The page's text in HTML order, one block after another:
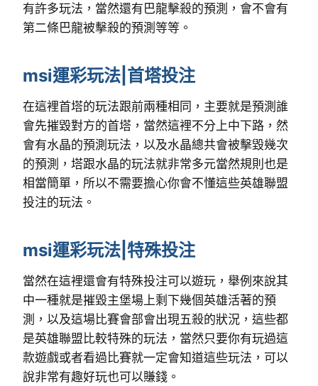
有許多玩法，當然還有巴龍擊殺的預測，會不會有
第二條巴龍被擊殺的預測等等。
msi運彩玩法|首塔投注
在這裡首塔的玩法跟前兩種相同，主要就是預測誰
會先摧毀對方的首塔，當然這裡不分上中下路，然
會有水晶的預測玩法，以及水晶總共會被擊毀幾次
的預測，塔跟水晶的玩法就非常多元當然規則也是
相當簡單，所以不需要擔心你會不懂這些英雄聯盟
投注的玩法。
msi運彩玩法|特殊投注
當然在這裡還會有特殊投注可以遊玩，舉例來說其
中一種就是摧毀主堡場上剩下幾個英雄活著的預
測，以及這場比賽會部會出現五殺的狀況，這些都
是英雄聯盟比較特殊的玩法，當然只要你有玩過這
款遊戲或者看過比賽就一定會知道這些玩法，可以
說非常有趣好玩也可以賺錢。